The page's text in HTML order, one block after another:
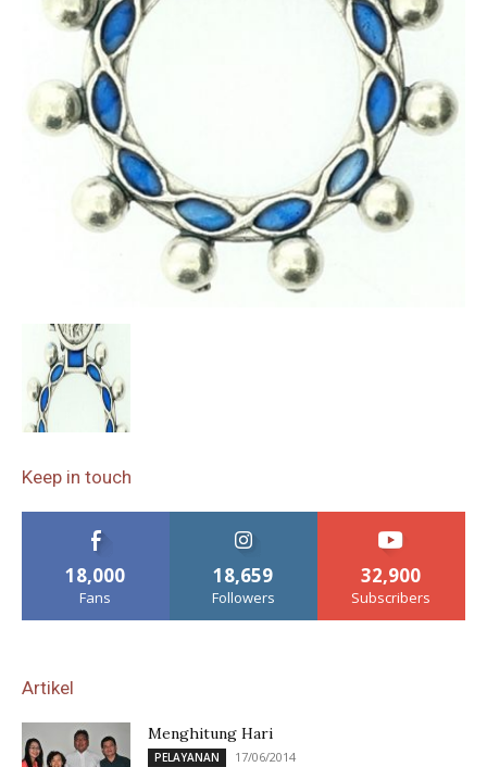
Keep in touch
18,000
Fans
18,659
Followers
32,900
Subscribers
Artikel
Menghitung Hari
PELAYANAN 17/06/2014